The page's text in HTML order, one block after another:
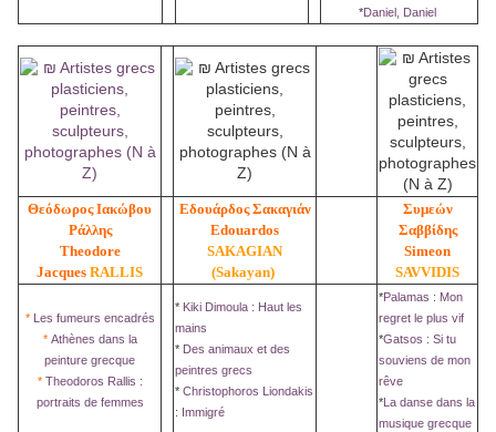
*Daniel, Daniel
Θεόδωρος Ιακώβου
Ράλλης
Theodore
Jacques RALLIS
Εδουάρδος Σακαγιάν
Edouardos
SAKAGIAN
(Sakayan)
Συμεών
Σαββίδης
Simeon
SAVVIDIS
* Les fumeurs encadrés
* Athènes dans la
peinture grecque
* Theodoros Rallis :
portraits de femmes
* Kiki Dimoula : Haut les
mains
* Des animaux et des
peintres grecs
* Christophoros Liondakis
: Immigré
*Palamas : Mon
regret le plus vif
*Gatsos : Si tu
souviens de mon
rêve
*La danse dans la
musique grecque